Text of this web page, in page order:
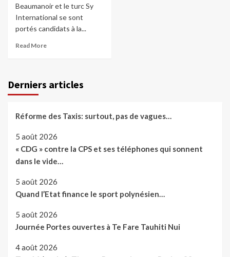
Beaumanoir et le turc Sy
International se sont
portés candidats à la...
Read More
Derniers articles
Réforme des Taxis: surtout, pas de vagues…
5 août 2026
« CDG » contre la CPS et ses téléphones qui sonnent
dans le vide…
5 août 2026
Quand l’Etat finance le sport polynésien…
5 août 2026
Journée Portes ouvertes à Te Fare Tauhiti Nui
4 août 2026